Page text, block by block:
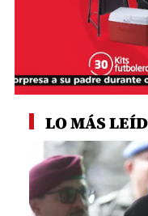
seconds
seconds
LO MÁS